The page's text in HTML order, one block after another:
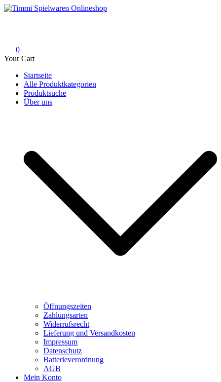
Skip
0
Your Cart
Startseite
Alle Produktkategorien
Produktsuche
Über uns
Öffnungszeiten
Zahlungsarten
Widerrufsrecht
Lieferung und Versandkosten
Impressum
Datenschutz
Batterieverordnung
AGB
Mein Konto